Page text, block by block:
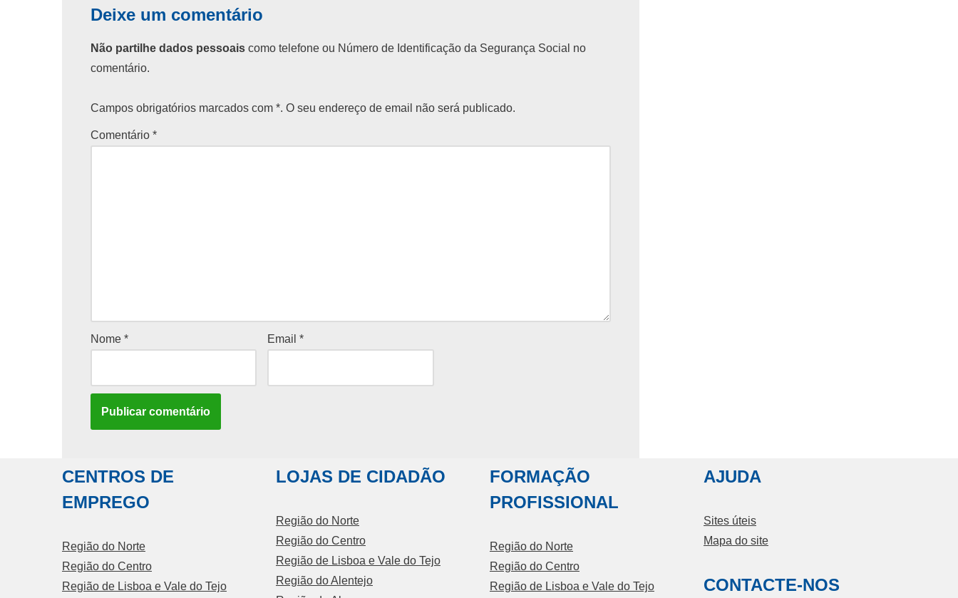
Deixe um comentário
Não partilhe dados pessoais como telefone ou Número de Identificação da Segurança Social no
comentário.
Campos obrigatórios marcados com *. O seu endereço de email não será publicado.
Comentário *
Nome * Email*
CENTROS DE
EMPREGO
Região do Norte
Região do Centro
Região de Lisboa e Vale do Tejo
LOJAS DE CIDADÃO
Região do Norte
Região do Centro
Região de Lisboa e Vale do Tejo
Região do Alentejo
FORMAÇÃO
PROFISSIONAL
Região do Norte
Região do Centro
Região de Lisboa e Vale do Tejo
AJUDA
Sites úteis
Mapa do site
CONTACTE-NOS